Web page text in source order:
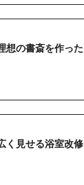
想の書斎を作った
く見せる浴室改修